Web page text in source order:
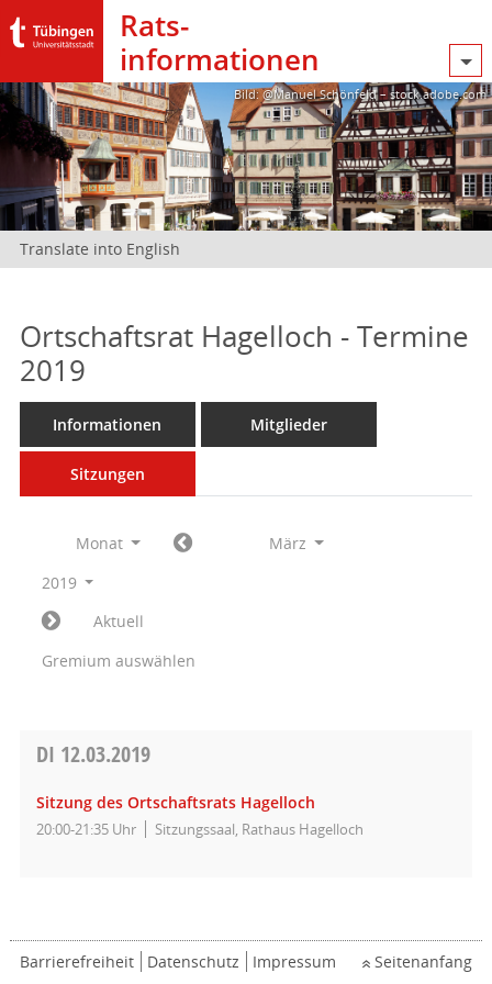
Rats­
informationen
Bild: @Manuel Schönfeld – stock.adobe.com
Translate into English
Ortschaftsrat Hagelloch - Termine
2019
Informationen Mitglieder
Sitzungen
Monat
März
2019
Aktuell
Gremium auswählen
DI 12.03.2019
Sitzung des Ortschaftsrats Hagelloch
20:00-21:35 Uhr Sitzungssaal, Rathaus Hagelloch
Barrierefreiheit Datenschutz Impressum Seitenanfang